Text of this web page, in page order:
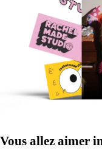
Vous allez aimer